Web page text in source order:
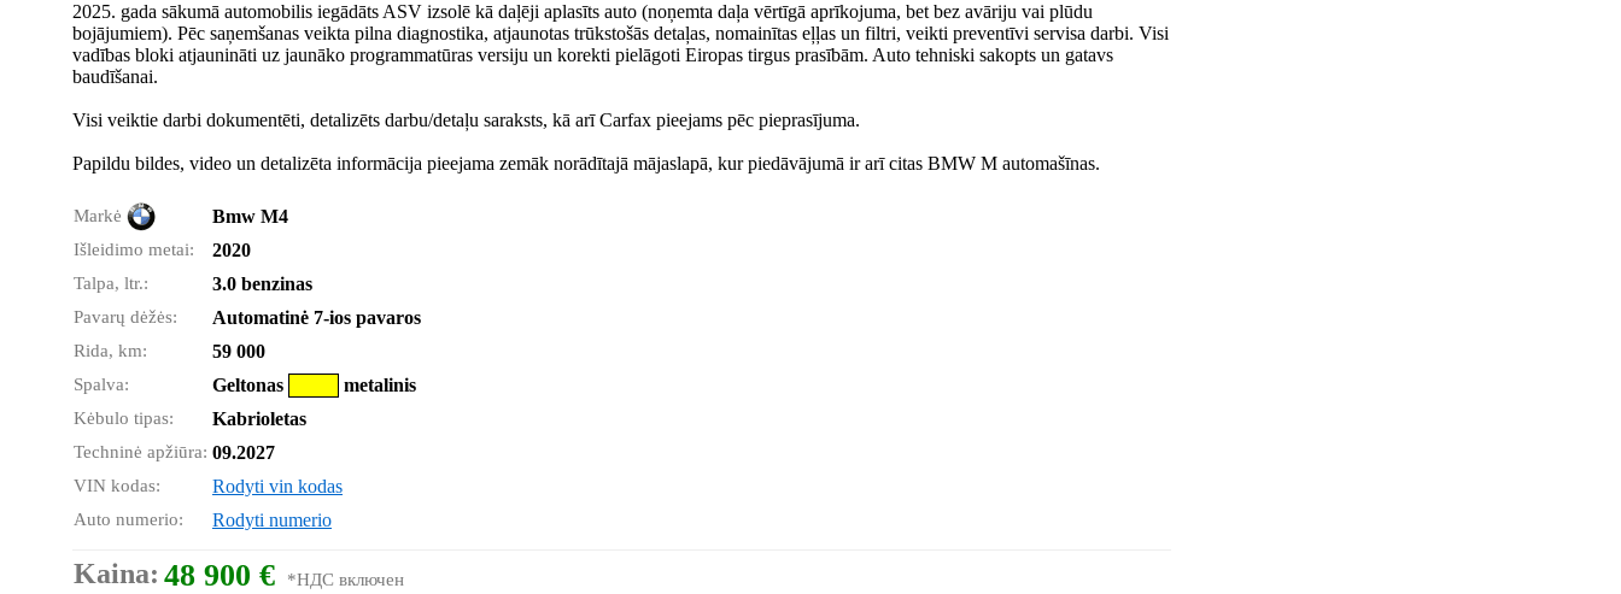
2025. gada sākumā automobilis iegādāts ASV izsolē kā daļēji aplasīts auto (noņemta daļa vērtīgā aprīkojuma, bet bez avāriju vai plūdu
bojājumiem). Pēc saņemšanas veikta pilna diagnostika, atjaunotas trūkstošās detaļas, nomainītas eļļas un filtri, veikti preventīvi servisa darbi. Visi
vadības bloki atjaunināti uz jaunāko programmatūras versiju un korekti pielāgoti Eiropas tirgus prasībām. Auto tehniski sakopts un gatavs
baudīšanai.
Visi veiktie darbi dokumentēti, detalizēts darbu/detaļu saraksts, kā arī Carfax pieejams pēc pieprasījuma.
Papildu bildes, video un detalizēta informācija pieejama zemāk norādītajā mājaslapā, kur piedāvājumā ir arī citas BMW M automašīnas.
Markė Bmw M4
Išleidimo metai: 2020
Talpa, ltr.: 3.0 benzinas
Pavarų dėžės: Automatinė 7-ios pavaros
Rida, km: 59 000
Spalva: Geltonas metalinis
Kėbulo tipas: Kabrioletas
Techninė apžiūra: 09.2027
VIN kodas: Rodyti vin kodas
Auto numerio: Rodyti numerio
Kaina: 48 900 € *НДС включен